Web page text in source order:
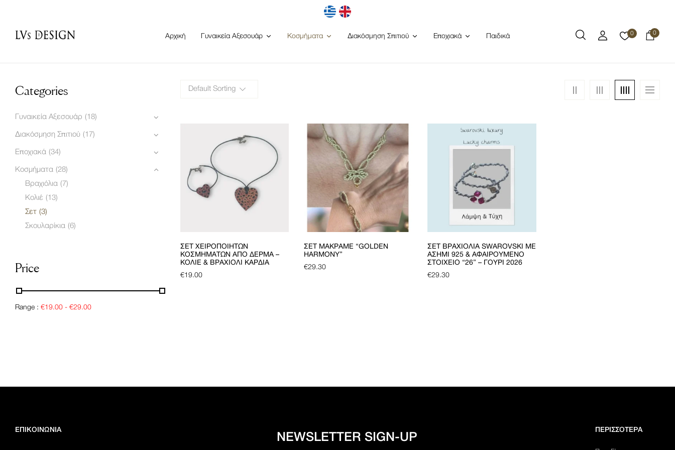
Αρχική Γυναικεία Αξεσουάρ Κοσμήματα Διακόσμηση Σπιτιού Εποχιακά Παιδικά 0 0
Categories
Γυναικεία Αξεσουάρ (18)
Διακόσμηση Σπιτιού (17)
Εποχιακά (34)
Κοσμήματα (28)
Βραχιόλια (7)
Κολιέ (13)
Σετ (3)
Σκουλαρίκια (6)
Price
Range : €19.00 - €29.00
Default Sorting
ΣΕΤ ΧΕΙΡΟΠΟΊΗΤΩΝ
ΚΟΣΜΗΜΆΤΩΝ ΑΠΌ ΔΈΡΜΑ –
ΚΟΛΙΈ & ΒΡΑΧΙΌΛΙ ΚΑΡΔΙΆ
€19.00
ΣΕΤ ΜΑΚΡΑΜΈ “GOLDEN
HARMONY”
€29.30
ΣΕΤ ΒΡΑΧΙΌΛΙΑ SWAROVSKI ΜΕ
ΑΣΉΜΙ 925 & ΑΦΑΙΡΟΎΜΕΝΟ
ΣΤΟΙΧΕΊΟ “26” – ΓΟΎΡΙ 2026
€29.30
ΕΠΙΚΟΙΝΩΝΙΑ
NEWSLETTER SIGN-UP
ΠΕΡΙΣΣΟΤΕΡΑ